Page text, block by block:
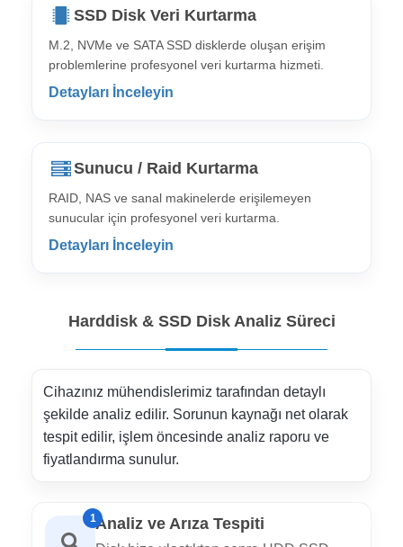
SSD Disk Veri Kurtarma
M.2, NVMe ve SATA SSD disklerde oluşan erişim
problemlerine profesyonel veri kurtarma hizmeti.
Detayları İnceleyin
Sunucu / Raid Kurtarma
RAID, NAS ve sanal makinelerde erişilemeyen
sunucular için profesyonel veri kurtarma.
Detayları İnceleyin
Harddisk & SSD Disk Analiz Süreci
Cihazınız mühendislerimiz tarafından detaylı
şekilde analiz edilir. Sorunun kaynağı net olarak
tespit edilir, işlem öncesinde analiz raporu ve
fiyatlandırma sunulur.
1Analiz ve Arıza Tespiti